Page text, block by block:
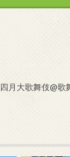
四月大歌舞伎@歌